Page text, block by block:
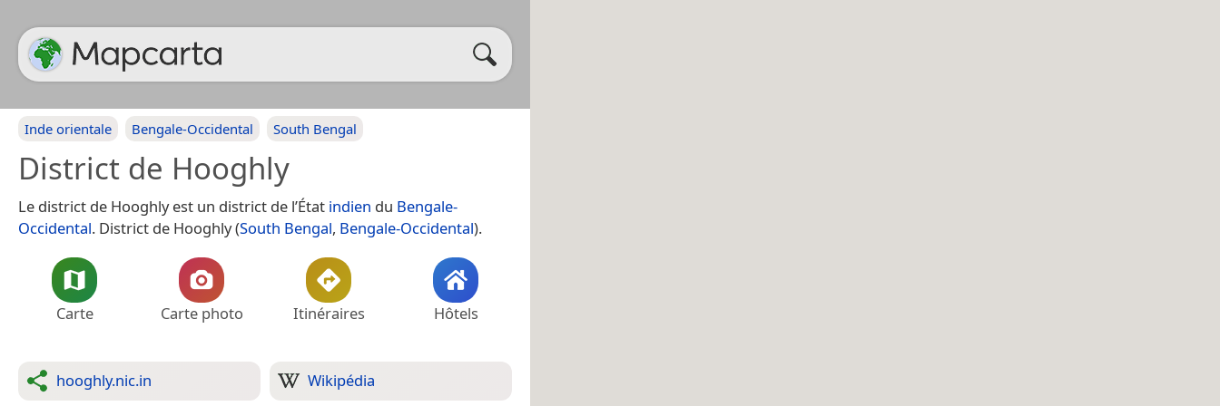
Inde orientale Bengale-Occidental South Bengal
District de Hooghly
Le district de Hooghly est un district de l’État indien du Bengale-
Occidental. District de Hooghly (South Bengal, Bengale-Occidental).
Carte Carte photo Itinéraires Hôtels
hooghly.nic.in Wikipédia